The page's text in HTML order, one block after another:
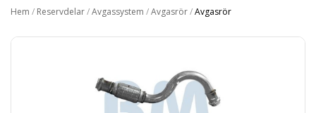
Hem / Reservdelar/Avgassystem /Avgasrör/Avgasrör